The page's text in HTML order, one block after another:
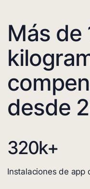
Más de
desde
320k+
Instalaciones de app